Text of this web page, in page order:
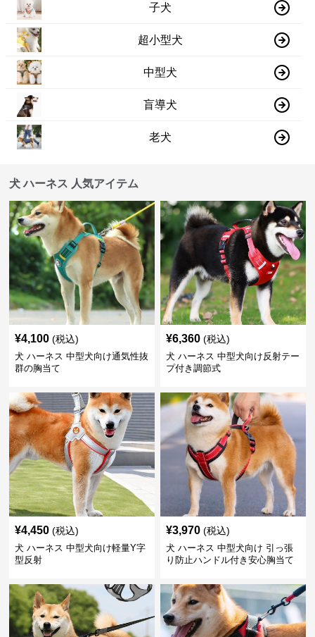
子犬
超小型犬
中型犬
盲導犬
老犬
犬 ハーネス 人気アイテム
¥4,100 (税込)
犬 ハーネス 中型犬向け通気性抜
群の胸当て
¥6,360 (税込)
犬 ハーネス 中型犬向け反射テー
プ付き調節式
¥4,450 (税込)
犬 ハーネス 中型犬向け軽量Y字
型反射
¥3,970 (税込)
犬 ハーネス 中型犬向け 引っ張
り防止ハンドル付き安心胸当て